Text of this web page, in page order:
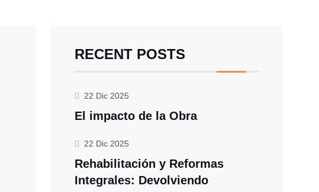
RECENT POSTS
22 Dic 2025
El impacto de la Obra
22 Dic 2025
Rehabilitación y Reformas
Integrales: Devolviendo